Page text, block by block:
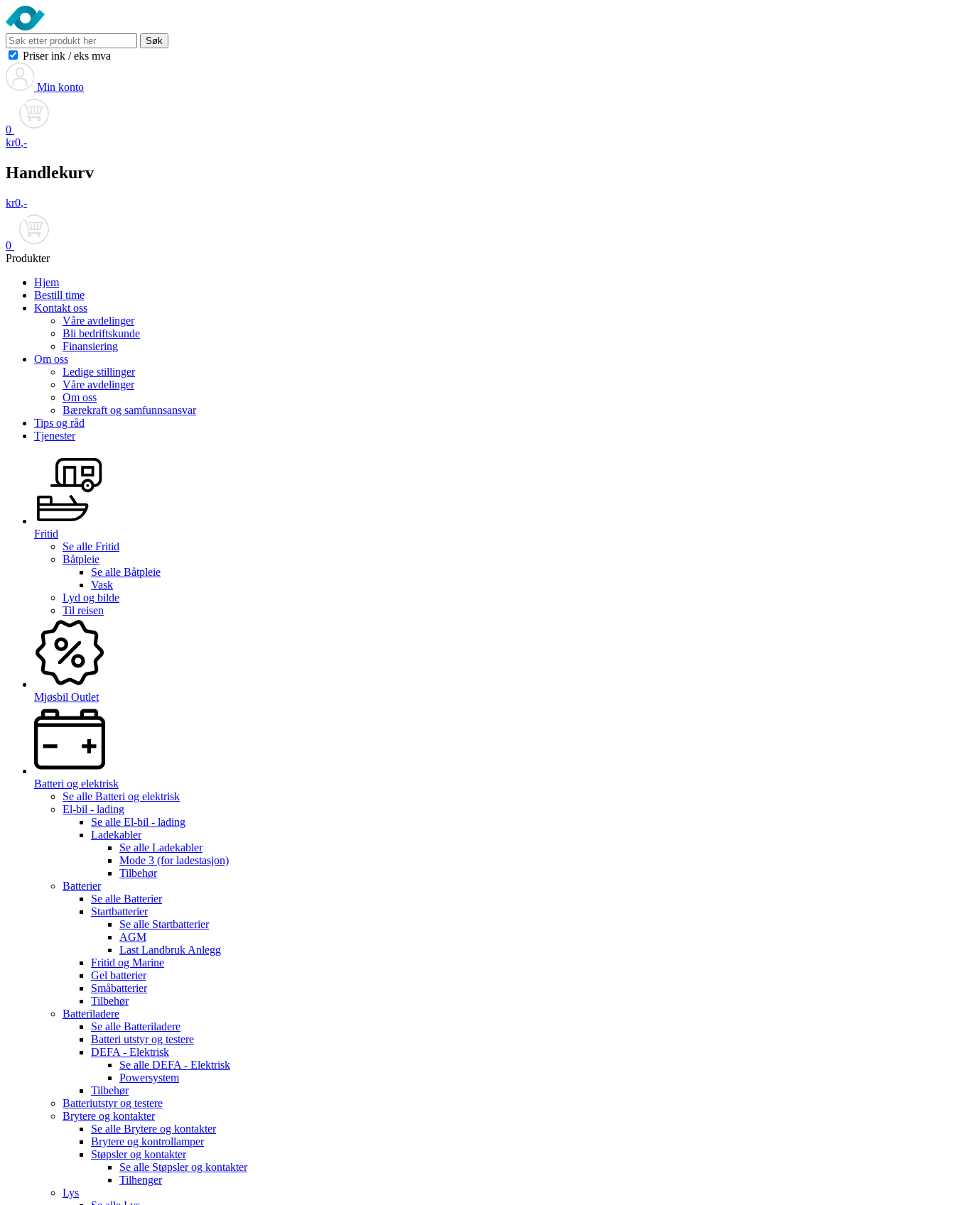
Søk
Priser ink / eks mva
Min konto
0
kr0,-
Handlekurv
kr0,-
0
Produkter
Hjem
Bestill time
Kontakt oss
Våre avdelinger
Bli bedriftskunde
Finansiering
Om oss
Ledige stillinger
Våre avdelinger
Om oss
Bærekraft og samfunnsansvar
Tips og råd
Tjenester
Fritid
Se alle Fritid
Båtpleie
Se alle Båtpleie
Vask
Lyd og bilde
Til reisen
Mjøsbil Outlet
Batteri og elektrisk
Se alle Batteri og elektrisk
El-bil - lading
Se alle El-bil - lading
Ladekabler
Se alle Ladekabler
Mode 3 (for ladestasjon)
Tilbehør
Batterier
Se alle Batterier
Startbatterier
Se alle Startbatterier
AGM
Last Landbruk Anlegg
Fritid og Marine
Gel batterier
Småbatterier
Tilbehør
Batteriladere
Se alle Batteriladere
Batteri utstyr og testere
DEFA - Elektrisk
Se alle DEFA - Elektrisk
Powersystem
Tilbehør
Batteriutstyr og testere
Brytere og kontakter
Se alle Brytere og kontakter
Brytere og kontrollamper
Støpsler og kontakter
Se alle Støpsler og kontakter
Tilhenger
Lys